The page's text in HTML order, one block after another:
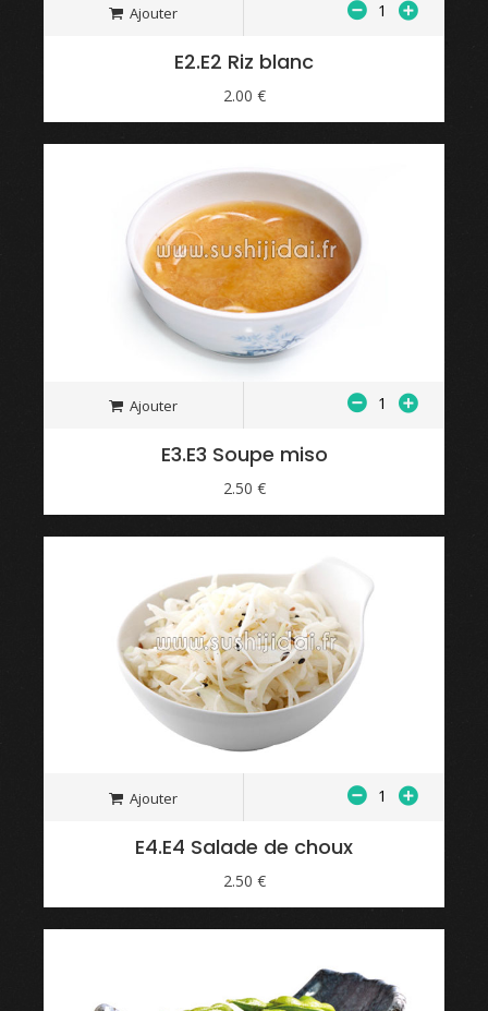
Ajouter
E2.E2 Riz blanc
2.00 €
Ajouter
E3.E3 Soupe miso
2.50 €
Ajouter
E4.E4 Salade de choux
2.50 €